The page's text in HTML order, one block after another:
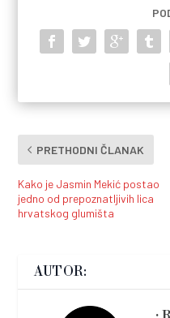
PRETHODNI ČLANAK
Kako je Jasmin Mekić postao
jedno od prepoznatljivih lica
hrvatskog glumišta
AUTOR: